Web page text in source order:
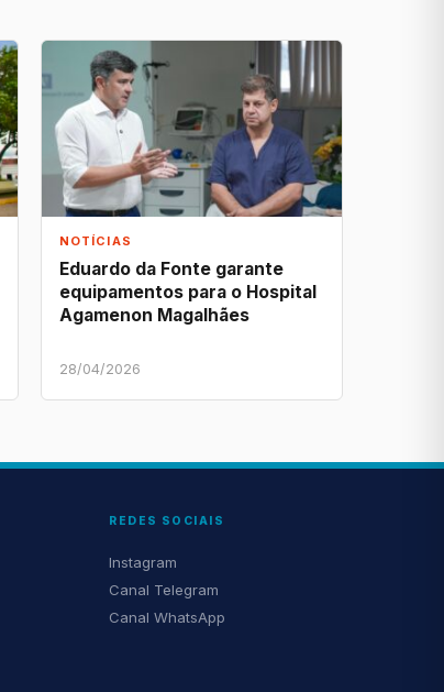
NOTÍCIAS
Eduardo da Fonte garante
equipamentos para o Hospital
Agamenon Magalhães
28/04/2026
REDES SOCIAIS
Instagram
Canal Telegram
Canal WhatsApp